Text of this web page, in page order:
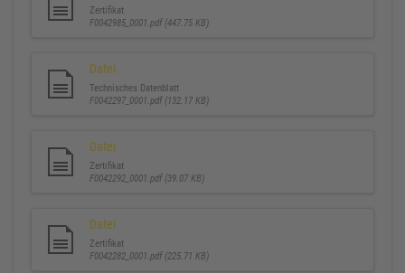
Zertifikat
F0042985_0001.pdf (447.75 KB)
Datei
Technisches Datenblatt
F0042297_0001.pdf (132.17 KB)
Datei
Zertifikat
F0042292_0001.pdf (39.07 KB)
Datei
Zertifikat
F0042282_0001.pdf (225.71 KB)